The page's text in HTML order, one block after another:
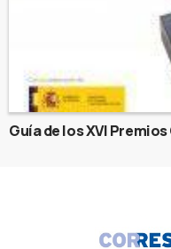
Guía de los XVI